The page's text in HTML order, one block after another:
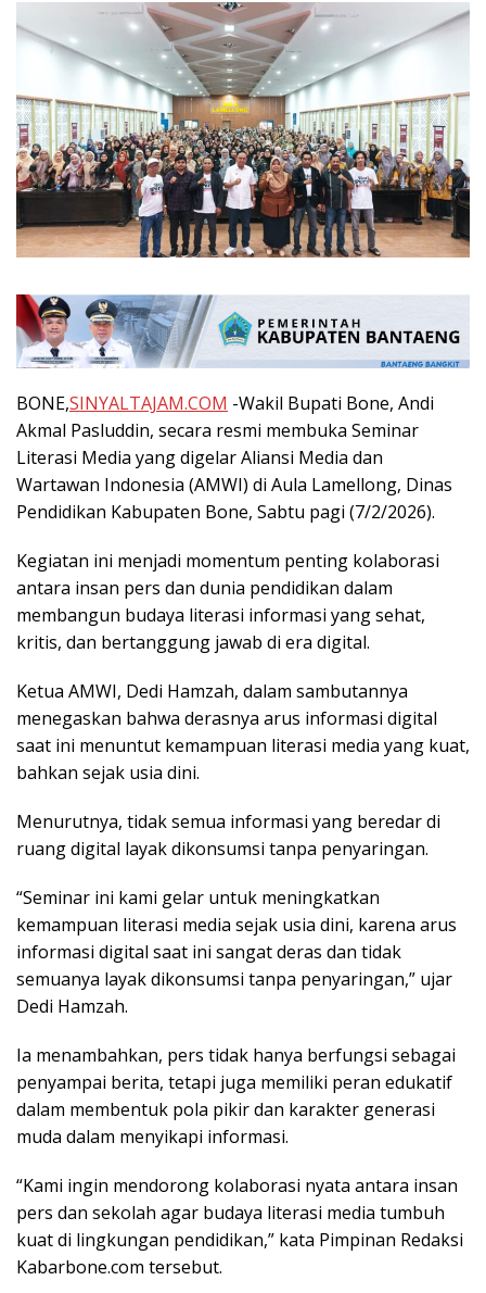
BONE,SINYALTAJAM.COM -Wakil Bupati Bone, Andi
Akmal Pasluddin, secara resmi membuka Seminar
Literasi Media yang digelar Aliansi Media dan
Wartawan Indonesia (AMWI) di Aula Lamellong, Dinas
Pendidikan Kabupaten Bone, Sabtu pagi (7/2/2026).
Kegiatan ini menjadi momentum penting kolaborasi
antara insan pers dan dunia pendidikan dalam
membangun budaya literasi informasi yang sehat,
kritis, dan bertanggung jawab di era digital.
Ketua AMWI, Dedi Hamzah, dalam sambutannya
menegaskan bahwa derasnya arus informasi digital
saat ini menuntut kemampuan literasi media yang kuat,
bahkan sejak usia dini.
Menurutnya, tidak semua informasi yang beredar di
ruang digital layak dikonsumsi tanpa penyaringan.
“Seminar ini kami gelar untuk meningkatkan
kemampuan literasi media sejak usia dini, karena arus
informasi digital saat ini sangat deras dan tidak
semuanya layak dikonsumsi tanpa penyaringan,” ujar
Dedi Hamzah.
Ia menambahkan, pers tidak hanya berfungsi sebagai
penyampai berita, tetapi juga memiliki peran edukatif
dalam membentuk pola pikir dan karakter generasi
muda dalam menyikapi informasi.
“Kami ingin mendorong kolaborasi nyata antara insan
pers dan sekolah agar budaya literasi media tumbuh
kuat di lingkungan pendidikan,” kata Pimpinan Redaksi
Kabarbone.com tersebut.